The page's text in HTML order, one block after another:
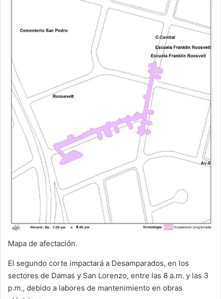
Mapa de afectación.
El segundo corte impactará a Desamparados, en los
sectores de Damas y San Lorenzo, entre las 8 a.m. y las 3
p.m., debido a labores de mantenimiento en obras